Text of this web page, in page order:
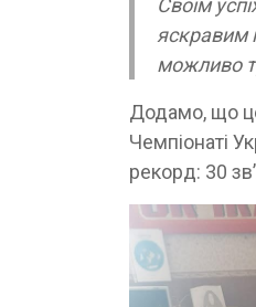
Своїм
яскравим
можливо
Додамо, що це
Чемпіонаті
рекорд: 30